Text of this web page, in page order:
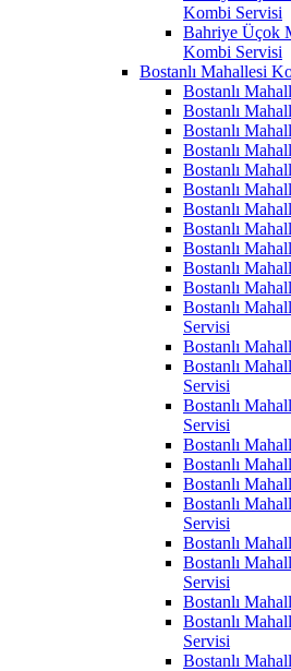
Kombi Servisi
Bahriye Üçok
Kombi Servisi
Bostanlı Mahallesi
Bostanlı
Bostanlı
Bostanlı
Bostanlı
Bostanlı
Bostanlı
Bostanlı
Bostanlı
Bostanlı
Bostanlı
Bostanlı
Bostanlı
Servisi
Bostanlı
Bostanlı
Servisi
Bostanlı
Servisi
Bostanlı
Bostanlı
Bostanlı
Bostanlı
Servisi
Bostanlı
Bostanlı
Servisi
Bostanlı
Bostanlı
Servisi
Bostanlı